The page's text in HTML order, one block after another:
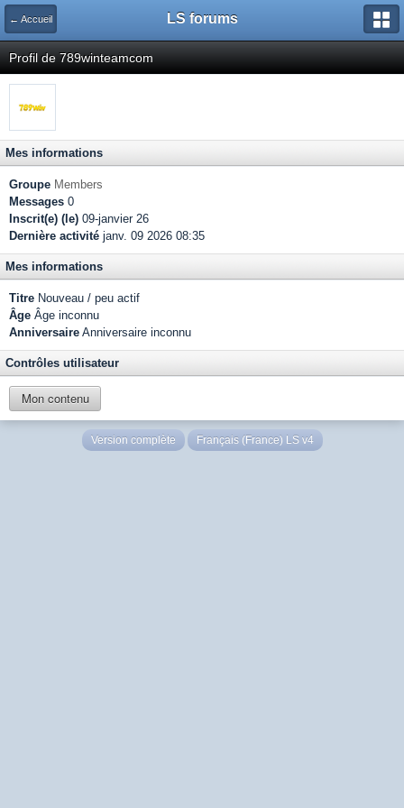
← Accueil LS forums
Profil de 789winteamcom
Mes informations
Groupe Members
Messages 0
Inscrit(e) (le) 09-janvier 26
Dernière activité janv. 09 2026 08:35
Mes informations
Titre Nouveau / peu actif
Âge Âge inconnu
Anniversaire Anniversaire inconnu
Contrôles utilisateur
Mon contenu
Version complète Français (France) LS v4